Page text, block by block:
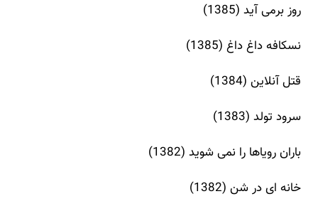
روز برمی آید (1385)
نسکافه داغ داغ (1385)
قتل آنلاین (1384)
سرود تولد (1383)
باران رویاها را نمی شوید (1382)
خانه ای در شن (1382)